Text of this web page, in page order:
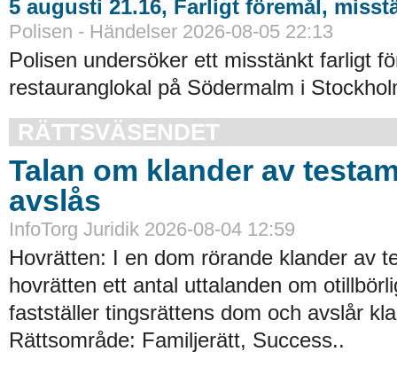
5 augusti 21.16, Farligt föremål,
Polisen - Händelser 2026-08-05 22:13
Polisen undersöker ett misstänkt farligt
restauranglokal på Södermalm i
RÄTTSVÄSENDET
Talan om klander av
avslås
InfoTorg Juridik 2026-08-04 12:59
Hovrätten: I en dom rörande klander av
hovrätten ett antal uttalanden om
fastställer tingsrättens dom och avslår
Rättsområde: Familjerätt, Success..